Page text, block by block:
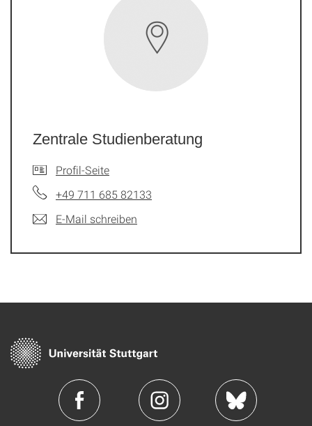
Zentrale Studienberatung
Profil-Seite
+49 711 685 82133
E-Mail schreiben